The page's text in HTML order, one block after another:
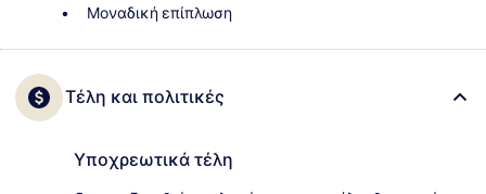
Μοναδική επίπλωση
Τέλη και πολιτικές
Υποχρεωτικά τέλη